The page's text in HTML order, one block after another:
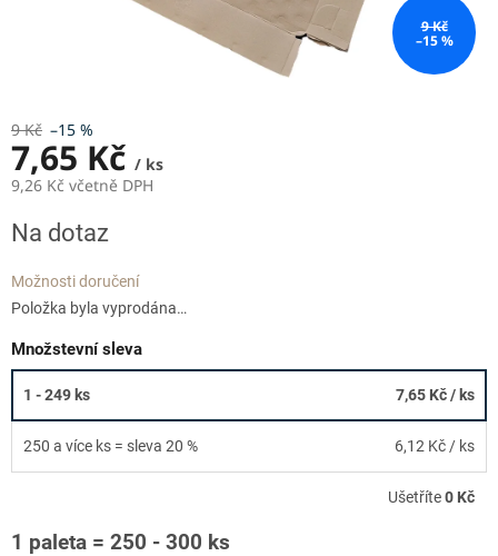
9 Kč
–15 %
9 Kč –15 %
7,65 Kč / ks
9,26 Kč včetně DPH
cena:
Na dotaz
Možnosti doručení
Položka byla vyprodána…
Množstevní sleva
1 - 249 ks 7,65 Kč/ ks
250 a více ks = sleva 20 % 6,12 Kč / ks
Ušetříte0 Kč
1 paleta = 250 - 300 ks